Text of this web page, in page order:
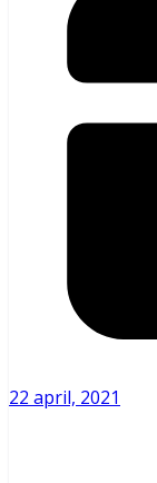
22 april, 2021